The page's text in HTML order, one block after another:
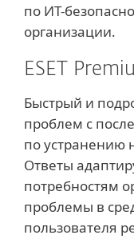
по ИТ-
организации.
ESET
Быстрый и
проблем с
по устранению
Ответы
потребностям
проблемы в
пользователя